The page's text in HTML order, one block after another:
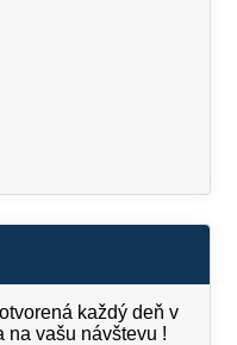
každý deň v
na vašu návštevu !